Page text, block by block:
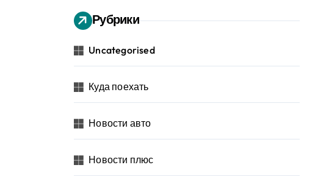
Рубрики
Uncategorised
Куда поехать
Новости авто
Новости плюс